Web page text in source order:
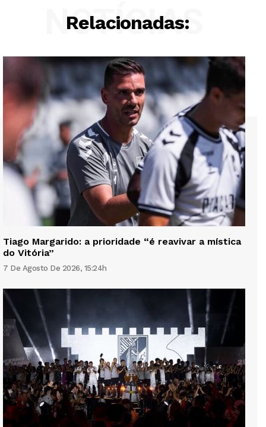
Relacionadas:
NOTÍCIAS
Tiago Margarido: a prioridade “é reavivar a mística
do Vitória”
7 De Agosto De 2026, 15:24h